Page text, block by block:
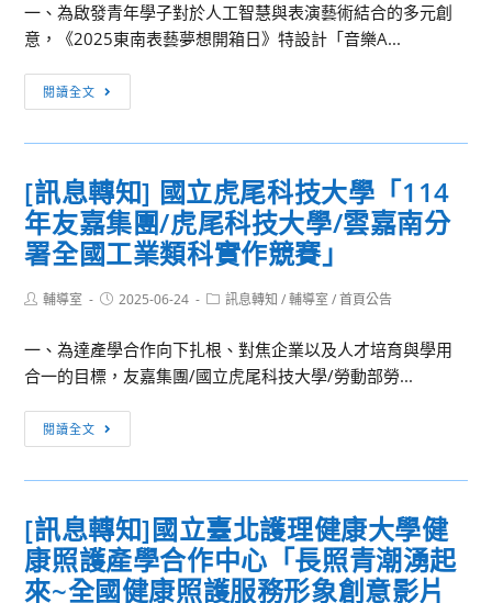
年
七
月，
公
館
校
區
「地
科
大
未
來
索
專
長
技
大
學
全
工
業
類
實
競
賽
暨
地
參
訪
活
一、為啟發青年學子對於人工智慧與表演藝術結合的多元創
意，《2025東南表藝夢想開箱日》特設計「音樂A...
閱讀全文
息
轉
東
南
科
技
大
《2025
東
夢
開
箱
日》
[訊息轉知] 國立虎尾科技大學「114
年友嘉集團/虎尾科技大學/雲嘉南分
署全國工業類科實作競賽」
Post輔導室
Post2025-06-24
Post訊息轉知 / 輔導室 / 首頁公告
一、為達產學合作向下扎根、對焦企業以及人才培育與學用
合一的目標，友嘉集團/國立虎尾科技大學/勞動部勞...
閱讀全文
息
轉
國
立
虎
[訊息轉知]國立臺北護理健康大學健
康照護產學合作中心「長照青潮湧起
來~全國健康照護服務形象創意影片